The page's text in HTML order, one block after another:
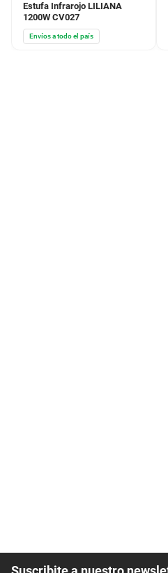
Estufa Infrarojo LILIANA
1200W CV027
Envíos a todo el país